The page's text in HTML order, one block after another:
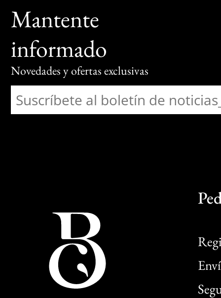
Mantente
informado
Novedades y ofertas exclusivas